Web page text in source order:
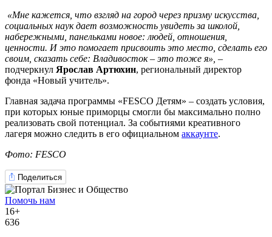
«Мне кажется, что взгляд на город через призму искусства,
социальных наук дает возможность увидеть за школой,
набережными, панельками новое: людей, отношения,
ценности. И это помогает присвоить это место, сделать его
своим, сказать себе: Владивосток – это тоже я», –
подчеркнул Ярослав Артюхин, региональный директор
фонда «Новый учитель».
Главная задача программы «FESCO Детям» – создать условия,
при которых юные приморцы смогли бы максимально полно
реализовать свой потенциал. За событиями креативного
лагеря можно следить в его официальном аккаунте.
Фото: FESCO
Поделиться
Помочь нам
16+
636